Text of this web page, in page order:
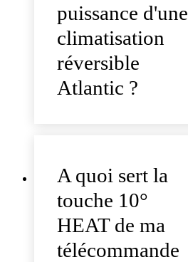
puissance d'une
climatisation
réversible
Atlantic ?
A quoi sert la
touche 10°
HEAT de ma
télécommande